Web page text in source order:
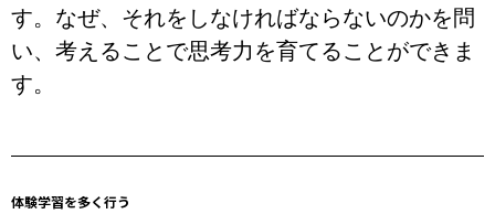
す。なぜ、それをしなければならないのかを問
い、考えることで思考力を育てることができま
す。
体験学習を多く行う